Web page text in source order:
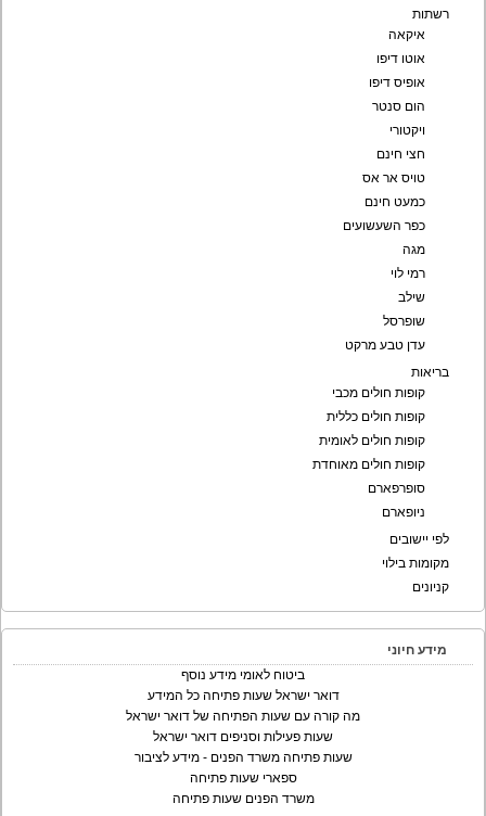
רשתות
איקאה
אוטו דיפו
אופיס דיפו
הום סנטר
ויקטורי
חצי חינם
טויס אר אס
כמעט חינם
כפר השעשועים
מגה
רמי לוי
שילב
שופרסל
עדן טבע מרקט
בריאות
קופות חולים מכבי
קופות חולים כללית
קופות חולים לאומית
קופות חולים מאוחדת
סופרפארם
ניופארם
לפי יישובים
מקומות בילוי
קניונים
מידע חיוני
ביטוח לאומי מידע נוסף
דואר ישראל שעות פתיחה כל המידע
מה קורה עם שעות הפתיחה של דואר ישראל
שעות פעילות וסניפים דואר ישראל
שעות פתיחה משרד הפנים - מידע לציבור
ספארי שעות פתיחה
משרד הפנים שעות פתיחה